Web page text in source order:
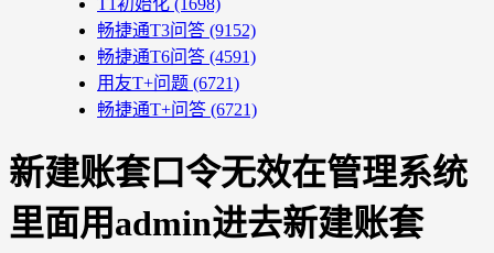
T1初始化 (1698)
畅捷通T3问答 (9152)
畅捷通T6问答 (4591)
用友T+问题 (6721)
畅捷通T+问答 (6721)
新建账套口令无效在管理系统
里面用admin进去新建账套